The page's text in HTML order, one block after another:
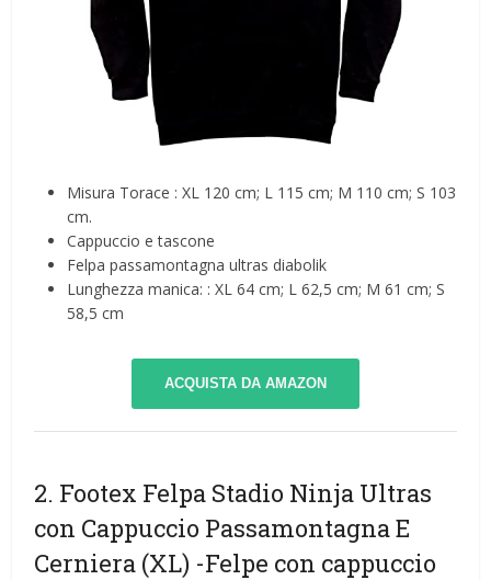
Misura Torace : XL 120 cm; L 115 cm; M 110 cm; S 103
cm.
Cappuccio e tascone
Felpa passamontagna ultras diabolik
Lunghezza manica: : XL 64 cm; L 62,5 cm; M 61 cm; S
58,5 cm
ACQUISTA DA AMAZON
2. Footex Felpa Stadio Ninja Ultras
con Cappuccio Passamontagna E
Cerniera (XL) -Felpe con cappuccio